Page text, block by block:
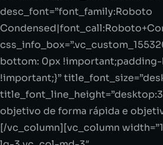
desc_font=”font_family:Roboto
bottom: 0px
!important;}”
objetivo de forma rápida e
[/vc_column][vc_column